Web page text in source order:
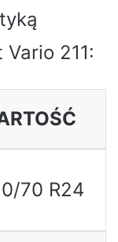
211:
70 R24